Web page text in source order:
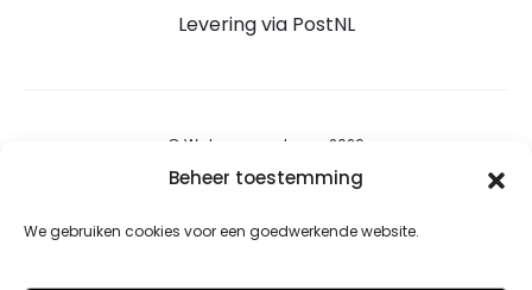
Beheer toestemming
We gebruiken cookies voor een goedwerkende website.
Levering via PostNL
© Wateensound.com 2026